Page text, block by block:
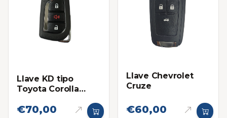
Llave KD tipo
Toyota Corolla
€70,00
Llave Chevrolet
Cruze
€60,00